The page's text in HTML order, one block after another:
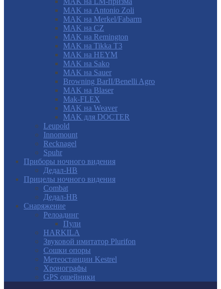
MAK на Antonio Zoli
MAK на Merkel/Fabarm
MAK на CZ
MAK на Remington
MAK на Tikka T3
MAK на HEYM
MAK на Sako
MAK на Sauer
Browning BarII/Benelli Agro
MAK на Blaser
Mak-FLEX
MAK на Weaver
MAK для DOCTER
Leupold
Innomount
Recknagel
Spuhr
Приборы ночного видения
Дедал-НВ
Прицелы ночного видения
Combat
Дедал-НВ
Снаряжение
Релоадинг
Пули
HARKILA
Звуковой имитатор Plurifon
Сошки опоры
Метеостанции Kestrel
Хронографы
GPS ошейники